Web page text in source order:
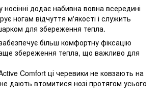
носінні додає набивна вовна всередині
ногам відчуття м'якості і служить
для збереження тепла.
більш комфортну фіксацію
збереження тепла, що важливо для
Comfort ці черевики не ковзають на
не дають втомитися нозі протягом усього